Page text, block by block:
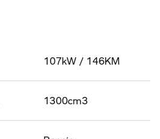
107kW / 146KM
1300cm3